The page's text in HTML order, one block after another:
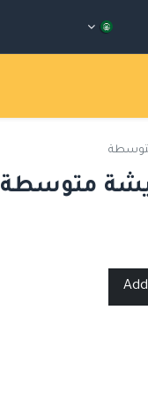
متوسطة